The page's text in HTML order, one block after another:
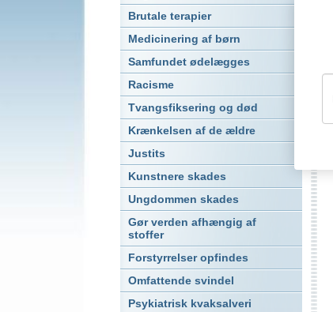
Brutale terapier
Medicinering af børn
Samfundet ødelægges
Racisme
Tvangsfiksering og død
Krænkelsen af de ældre
Justits
Kunstnere skades
Ungdommen skades
Gør verden afhængig af
stoffer
Forstyrrelser opfindes
Omfattende svindel
Psykiatrisk kvaksalveri